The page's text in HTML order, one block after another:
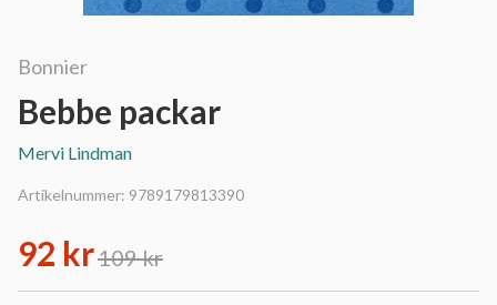
Bonnier
Bebbe packar
Mervi Lindman
Artikelnummer: 9789179813390
92 kr109 kr